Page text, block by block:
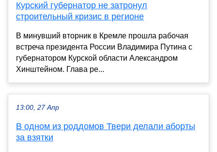
Курский губернатор не затронул
строительный кризис в регионе
В минувший вторник в Кремле прошла рабочая
встреча президента России Владимира Путина с
губернатором Курской области Александром
Хинштейном. Глава ре...
13:00, 27 Апр
В одном из роддомов Твери делали аборты
за взятки